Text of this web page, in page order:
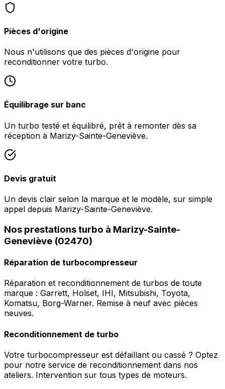
Pièces d'origine
Nous n'utilisons que des pièces d'origine pour
reconditionner votre turbo.
Équilibrage sur banc
Un turbo testé et équilibré, prêt à remonter dès sa
réception à Marizy-Sainte-Geneviève.
Devis gratuit
Un devis clair selon la marque et le modèle, sur simple
appel depuis Marizy-Sainte-Geneviève.
Nos prestations turbo à Marizy-Sainte-
Geneviève (02470)
Réparation de turbocompresseur
Réparation et reconditionnement de turbos de toute
marque : Garrett, Holset, IHI, Mitsubishi, Toyota,
Komatsu, Borg-Warner. Remise à neuf avec pièces
neuves.
Reconditionnement de turbo
Votre turbocompresseur est défaillant ou cassé ? Optez
pour notre service de reconditionnement dans nos
ateliers. Intervention sur tous types de moteurs.